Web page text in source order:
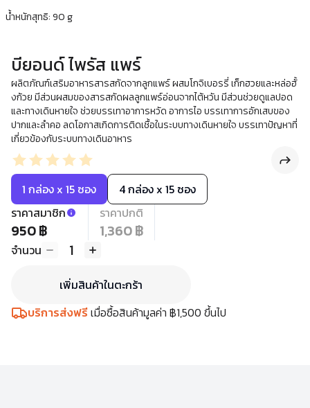
น้ำหนักสุทธิ: 90 g
บียอนด์ ไพรัส แพร์
ผลิตภัณฑ์เสริมอาหารสารสกัดจากลูกแพร์ ผสมโกจิเบอรรี่ เก็กฮวยและหล่อฮั้
งก้วย มีส่วนผสมของสารสกัดผลลูกแพร์อ่อนจากไต้หวัน มีส่วนช่วยดูแลปอด
และทางเดินหายใจ ช่วยบรรเทาอาการหวัด อาการไอ บรรเทาการอักเสบของ
ปากและลำคอ ลดโอกาสเกิดการติดเชื้อในระบบทางเดินหายใจ บรรเทาปัญหาที่
เกี่ยวข้องกับระบบทางเดินอาหาร
1 กล่อง x 15 ซอง
4 กล่อง x 15 ซอง
ราคาสมาชิก
950 ฿
ราคาปกติ
1,360 ฿
จำนวน 1
เพิ่มสินค้าในตะกร้า
บริการส่งฟรีเมื่อซื้อสินค้ามูลค่า ฿1,500 ขึ้นไป